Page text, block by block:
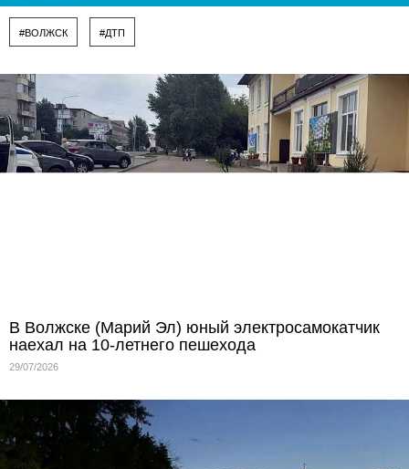
#ВОЛЖСК #ДТП
В Волжске (Марий Эл) юный электросамокатчик
наехал на 10-летнего пешехода
29/07/2026